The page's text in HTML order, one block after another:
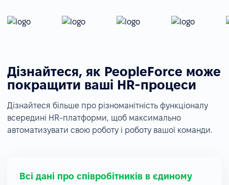
Дізнайтеся, як PeopleForce може
покращити ваші HR-процеси
Дізнайтеся більше про різноманітність функціоналу
всередині HR-платформи, щоб максимально
автоматизувати свою роботу і роботу вашої команди.
Всі дані про співробітників в єдиному